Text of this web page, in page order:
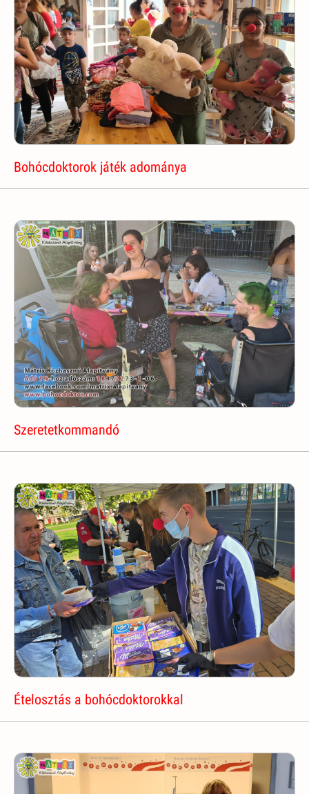
Bohócdoktorok játék adománya
Szeretetkommandó
Ételosztás a bohócdoktorokkal